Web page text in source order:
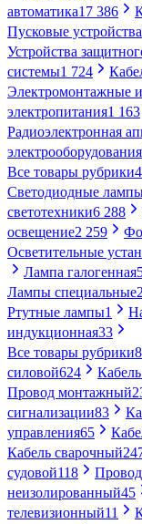
автоматика17 386
Пусковые устройства
Устройства
системы1 724
Электромонтажные
электропитания1 163
Радиоэлектронная
электрооборудования
Все товары рубрики
Светодиодные
светотехники6 288
освещение2 259
Осветительные
Лампа галогенная
Лампы специальные
Ртутные лампы1
индукционная33
Все товары рубрики
силовой624
Провод монтажный
сигнализации83
управления65
Кабель сварочный
судовой118
неизолированный45
телевизионный11